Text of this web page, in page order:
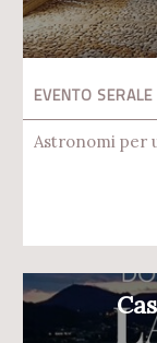
EVENTO SERALE
Astronomi per